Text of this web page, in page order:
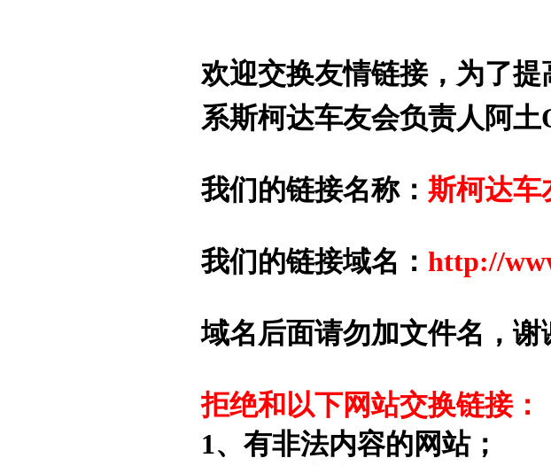
欢迎交换友情链接，为了
系斯柯达车友会负责人阿土
我们的链接名称： 斯柯达车
我们的链接域名： http://
域名后面请勿加文件名，谢
拒绝和以下网站交换链接：
1、有非法内容的网站；